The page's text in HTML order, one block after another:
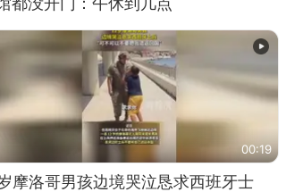
00:19
摩洛哥男孩边境哭泣恳求西班牙士